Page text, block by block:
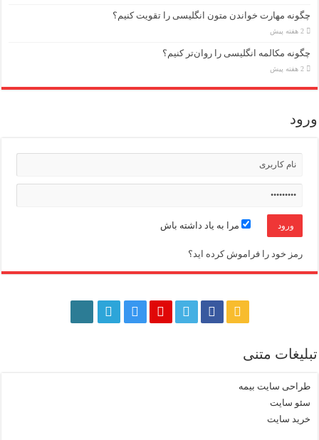
چگونه مهارت خواندن متون انگلیسی را تقویت کنیم؟
2 هفته پیش
چگونه مکالمه انگلیسی را روان‌تر کنیم؟
2 هفته پیش
ورود
مرا به یاد داشته باش
رمز خود را فراموش کرده اید؟
تبلیغات متنی
طراحی سایت بیمه
سئو سایت
خرید سایت